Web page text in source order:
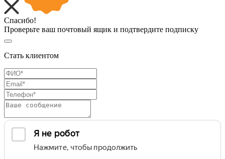
Спасибо!
Проверьте ваш почтовый ящик и подтвердите подписку
Стать клиентом